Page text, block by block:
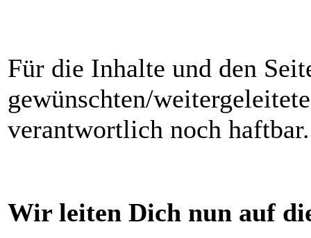
Für die Inhalte und den
gewünschten/
verantwortlich noch haftbar.
Wir leiten Dich nun auf